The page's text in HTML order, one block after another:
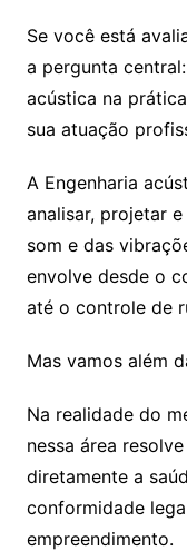
Se você está
a pergunta
acústica na
sua atuação
A Engenharia
analisar, projetar
som e das
envolve desde o
até o controle de
Mas vamos além
Na realidade do
nessa área
diretamente a
conformidade
empreendimento.